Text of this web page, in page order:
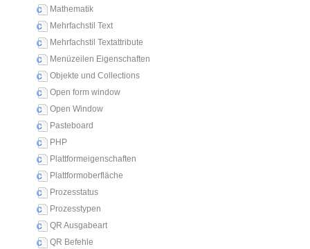
Mathematik
Mehrfachstil Text
Mehrfachstil Textattribute
Menüzeilen Eigenschaften
Objekte und Collections
Open form window
Open Window
Pasteboard
PHP
Plattformeigenschaften
Plattformoberfläche
Prozesstatus
Prozesstypen
QR Ausgabeart
QR Befehle